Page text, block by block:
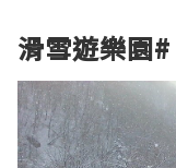
滑雪遊樂園#